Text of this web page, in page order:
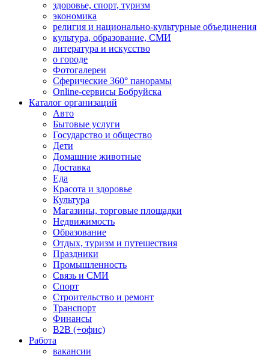
здоровье, спорт, туризм
экономика
религия и национально-культурные объединения
культура, образование, СМИ
литература и искусство
о городе
Фотогалереи
Сферические 360° панорамы
Online-сервисы Бобруйска
Каталог организаций
Авто
Бытовые услуги
Государство и общество
Дети
Домашние животные
Доставка
Еда
Красота и здоровье
Культура
Магазины, торговые площадки
Недвижимость
Образование
Отдых, туризм и путешествия
Праздники
Промышленность
Связь и СМИ
Спорт
Строительство и ремонт
Транспорт
Финансы
B2B (+офис)
Работа
вакансии